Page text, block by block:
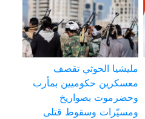
مليشيا الحوثي تقصف
معسكرين حكوميين بمأرب
وحضرموت بصواريخ
ومسيّرات وسقوط قتلى